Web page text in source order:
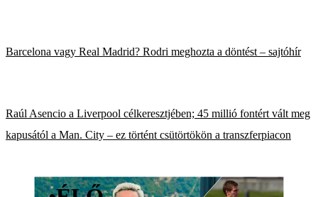
Barcelona vagy Real Madrid? Rodri meghozta a döntést – sajtóhír
Raúl Asencio a Liverpool célkeresztjében; 45 millió fontért vált meg
kapusától a Man. City – ez történt csütörtökön a transzferpiacon